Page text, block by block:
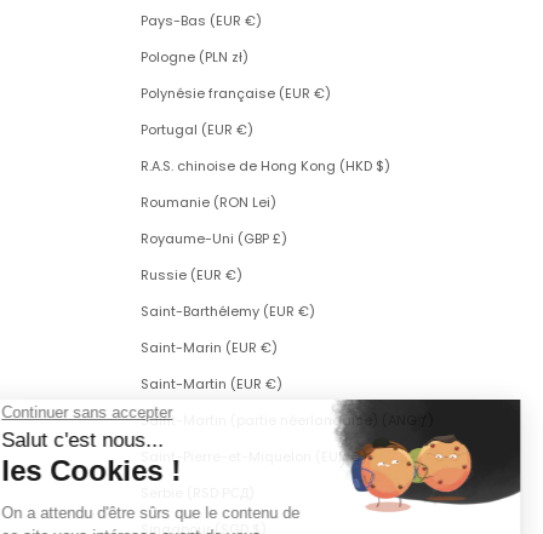
Pays-Bas (EUR €)
Pologne (PLN zł)
Polynésie française (EUR €)
Portugal (EUR €)
R.A.S. chinoise de Hong Kong (HKD $)
Roumanie (RON Lei)
Royaume-Uni (GBP £)
Russie (EUR €)
Saint-Barthélemy (EUR €)
Saint-Marin (EUR €)
Saint-Martin (EUR €)
Saint-Martin (partie néerlandaise) (ANG ƒ)
Saint-Pierre-et-Miquelon (EUR €)
Singapour (SGD $)